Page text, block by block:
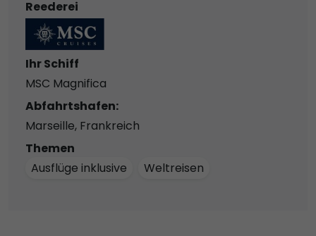
Reederei
Ihr Schiff
MSC Magnifica
Abfahrtshafen:
Marseille, Frankreich
Themen
Ausflüge inklusive
Weltreisen